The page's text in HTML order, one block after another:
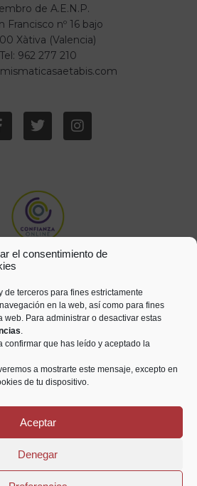
el consentimiento de
de terceros para fines estrictamente
en la web, así como para fines
web. Para administrar o desactivar estas
.
confirmar que has leído y aceptado la
a mostrarte este mensaje, excepto en
de tu dispositivo.
Aceptar
Denegar
de A.E.N.P.
Francisco nº 16 bajo
Xàtiva (Valencia)
Tel: 962 277 210
© Numismática Saetabis 2021
Aviso legal
Privacidad